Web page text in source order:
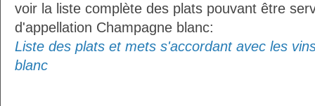
voir la liste complète des plats pouvant être
d'appellation Champagne blanc:
Liste des plats et mets s'accordant avec les
blanc